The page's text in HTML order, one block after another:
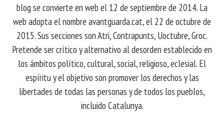
blog se convierte en web el 12 de septiembre de 2014. La
web adopta el nombre avantguarda.cat, el 22 de octubre de
2015. Sus secciones son Atri, Contrapunts, Uoctubre, Groc.
Pretende ser crítico y alternativo al desorden establecido en
los ámbitos político, cultural, social, religioso, eclesial. El
espíritu y el objetivo son promover los derechos y las
libertades de todas las personas y de todos los pueblos,
incluido Catalunya.